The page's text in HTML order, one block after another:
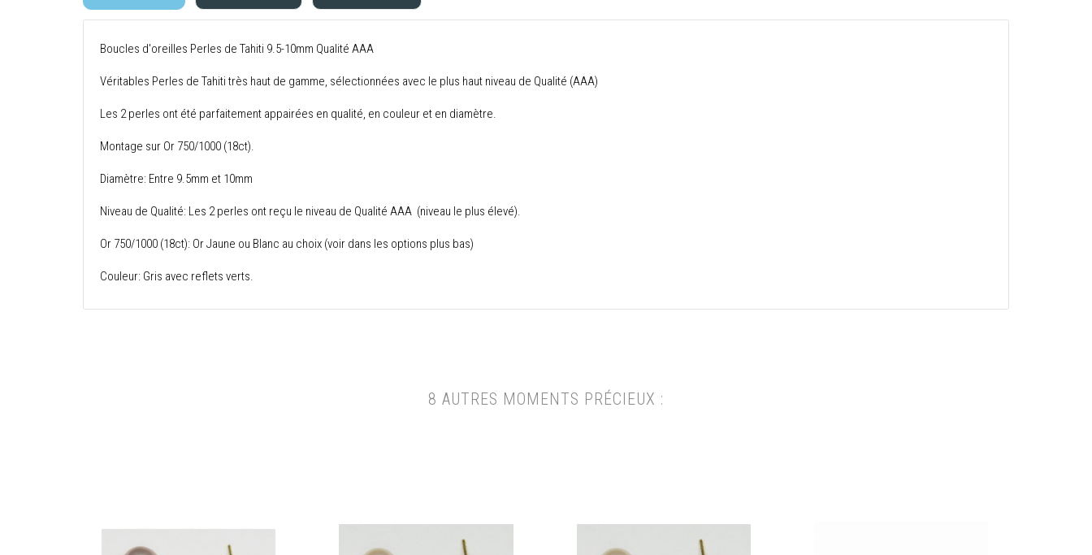
Boucles d'oreilles Perles de Tahiti 9.5-10mm Qualité AAA
Véritables Perles de Tahiti très haut de gamme, sélectionnées avec le plus haut niveau de Qualité (AAA)
Les 2 perles ont été parfaitement appairées en qualité, en couleur et en diamètre.
Montage sur Or 750/1000 (18ct).
Diamètre: Entre 9.5mm et 10mm
Niveau de Qualité: Les 2 perles ont reçu le niveau de Qualité AAA (niveau le plus élevé).
Or 750/1000 (18ct): Or Jaune ou Blanc au choix (voir dans les options plus bas)
Couleur: Gris avec reflets verts.
8 AUTRES MOMENTS PRÉCIEUX :